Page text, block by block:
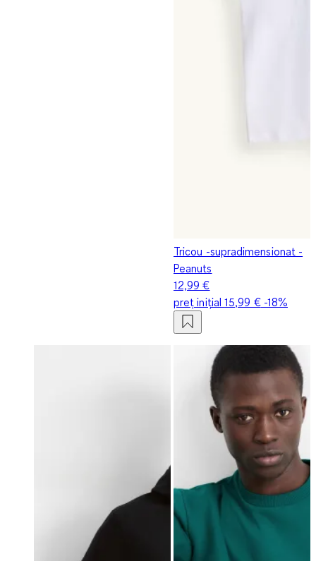
Tricou -supradimensionat -
Peanuts
12,99 €
preț inițial15,99 €-18%